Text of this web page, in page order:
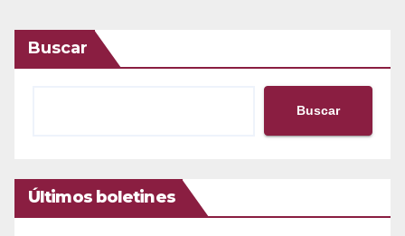
Buscar
Buscar
Últimos boletines